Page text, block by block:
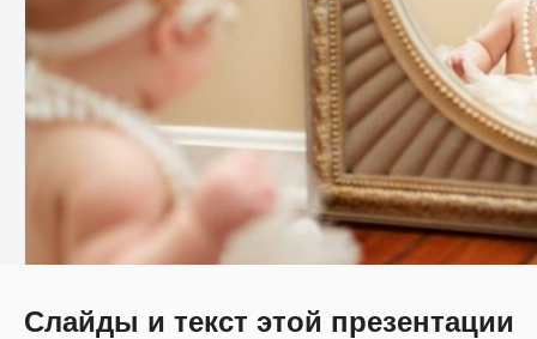
Слайды и текст этой презентации